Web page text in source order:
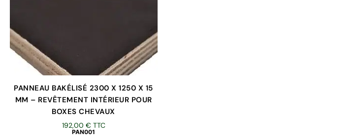
PANNEAU BAKÉLISÉ 2300 X 1250 X 15
MM – REVÊTEMENT INTÉRIEUR POUR
BOXES CHEVAUX
192,00 € TTC
PAN001